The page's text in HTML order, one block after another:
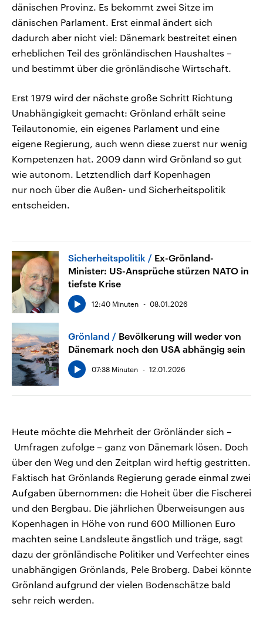
dänischen Provinz. Es bekommt zwei Sitze im
dänischen Parlament. Erst einmal ändert sich
dadurch aber nicht viel: Dänemark bestreitet einen
erheblichen Teil des grönländischen Haushaltes –
und bestimmt über die grönländische Wirtschaft.
Erst 1979 wird der nächste große Schritt Richtung
Unabhängigkeit gemacht: Grönland erhält seine
Teilautonomie, ein eigenes Parlament und eine
eigene Regierung, auch wenn diese zuerst nur wenig
Kompetenzen hat. 2009 dann wird Grönland so gut
wie autonom. Letztendlich darf Kopenhagen
nur noch über die Außen- und Sicherheitspolitik
entscheiden.
Sicherheitspolitik
Ex-Grönland-
Minister: US-Ansprüche stürzen NATO in
tiefste Krise
12:40 Minuten 08.01.2026
Grönland
Bevölkerung will weder von
Dänemark noch den USA abhängig sein
07:38 Minuten 12.01.2026
Heute möchte die Mehrheit der Grönländer sich –
Umfragen zufolge – ganz von Dänemark lösen. Doch
über den Weg und den Zeitplan wird heftig gestritten.
Faktisch hat Grönlands Regierung gerade einmal zwei
Aufgaben übernommen: die Hoheit über die Fischerei
und den Bergbau. Die jährlichen Überweisungen aus
Kopenhagen in Höhe von rund 600 Millionen Euro
machten seine Landsleute ängstlich und träge, sagt
dazu der grönländische Politiker und Verfechter eines
unabhängigen Grönlands, Pele Broberg. Dabei könnte
Grönland aufgrund der vielen Bodenschätze bald
sehr reich werden.